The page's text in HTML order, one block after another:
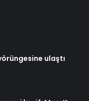
ulaştı